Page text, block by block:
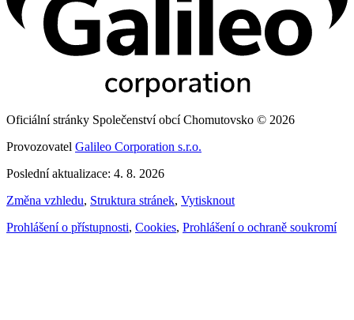
Oficiální stránky Společenství obcí Chomutovsko © 2026
Provozovatel Galileo Corporation s.r.o.
Poslední aktualizace: 4. 8. 2026
Změna vzhledu, Struktura stránek, Vytisknout
Prohlášení o přístupnosti, Cookies, Prohlášení o ochraně soukromí